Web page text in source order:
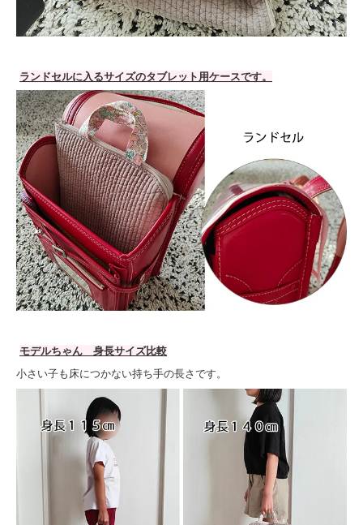
ランドセルに入るサイズのタブレット用ケースです。
モデルちゃん 身長サイズ比較
小さい子も床につかない持ち手の長さです。